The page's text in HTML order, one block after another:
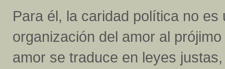
Para él, la caridad política no
organización del amor al
amor se traduce en leyes